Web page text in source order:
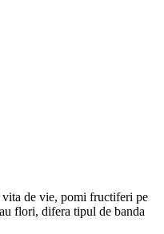
de vie, pomi fructiferi pe
flori, difera tipul de banda